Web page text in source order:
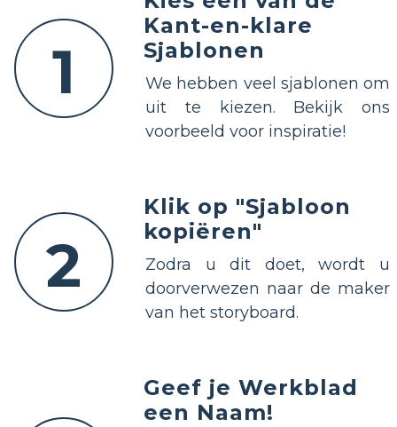
1
Kant-en-klare
Sjablonen
We hebben veel sjablonen om
uit te kiezen. Bekijk ons
voorbeeld voor inspiratie!
2
Klik op "Sjabloon
kopiëren"
Zodra u dit doet, wordt u
doorverwezen naar de maker
van het storyboard.
Geef je Werkblad
een Naam!